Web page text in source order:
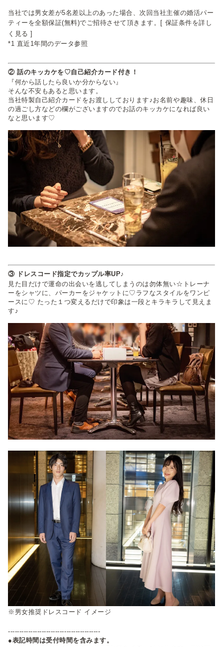
当社では男女差が5名差以上のあった場合、次回当社主催の婚活パー
ティーを全額保証(無料)でご招待させて頂きます。
[ 保証条件を詳し
く見る ]
*1 直近1年間のデータ参照
② 話のキッカケを♡自己紹介カード付き！
『何から話したら良いか分からない』
そんな不安もあると思います。
当社特製自己紹介カードをお渡ししております♪お名前や趣味、休日
の過ごし方などの欄がございますのでお話のキッカケになれば良い
なと思います♡
③ ドレスコード指定でカップル率UP♪
見た目だけで運命の出会いを逃してしまうのは勿体無い☆トレーナ
ーをシャツに、パーカーをジャケットに♡ラフなスタイルをワンピ
ースに♡ たった１つ変えるだけで印象は一段とキラキラして見えま
す♪
※男女推奨ドレスコード イメージ
-----------------------------------------
●表記時間は受付時間を含みます。